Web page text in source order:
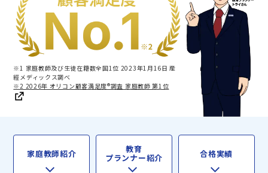
※1 家庭教師及び生徒在籍数全国1位 2023年1月16日 産
經メディックス調べ
※2 2026年 オリコン顧客満足度®調査 家庭教師 第1位
家庭教師紹介 教育
プランナー紹介 合格実績